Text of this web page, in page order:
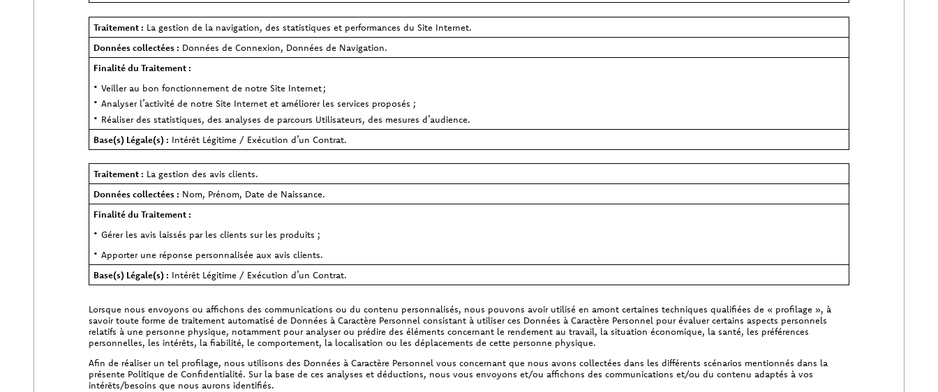
Traitement : La gestion de la navigation, des statistiques et performances du Site Internet.
Données collectées : Données de Connexion, Données de Navigation.
Finalité du Traitement :
Veiller au bon fonctionnement de notre Site Internet ;
Analyser l’activité de notre Site Internet et améliorer les services proposés ;
Réaliser des statistiques, des analyses de parcours Utilisateurs, des mesures d’audience.
Base(s) Légale(s) : Intérêt Légitime / Exécution d’un Contrat.
Traitement : La gestion des avis clients.
Données collectées : Nom, Prénom, Date de Naissance.
Finalité du Traitement :
Gérer les avis laissés par les clients sur les produits ;
Apporter une réponse personnalisée aux avis clients.
Base(s) Légale(s) : Intérêt Légitime / Exécution d’un Contrat.
Lorsque nous envoyons ou affichons des communications ou du contenu personnalisés, nous pouvons avoir utilisé en amont certaines techniques qualifiées de « profilage », à
savoir toute forme de traitement automatisé de Données à Caractère Personnel consistant à utiliser ces Données à Caractère Personnel pour évaluer certains aspects personnels
relatifs à une personne physique, notamment pour analyser ou prédire des éléments concernant le rendement au travail, la situation économique, la santé, les préférences
personnelles, les intérêts, la fiabilité, le comportement, la localisation ou les déplacements de cette personne physique.
Afin de réaliser un tel profilage, nous utilisons des Données à Caractère Personnel vous concernant que nous avons collectées dans les différents scénarios mentionnés dans la
présente Politique de Confidentialité. Sur la base de ces analyses et déductions, nous vous envoyons et/ou affichons des communications et/ou du contenu adaptés à vos
intérêts/besoins que nous aurons identifiés.